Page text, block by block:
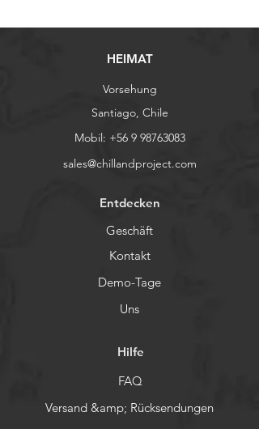
HEIMAT
Vorsehung
Santiago, Chile
Mobil: +56 9 98763083
sales@chillandproject.com
Entdecken
Geschäft
Kontakt
Demo-Tage
Uns
Hilfe
FAQ
Versand &amp; Rücksendungen